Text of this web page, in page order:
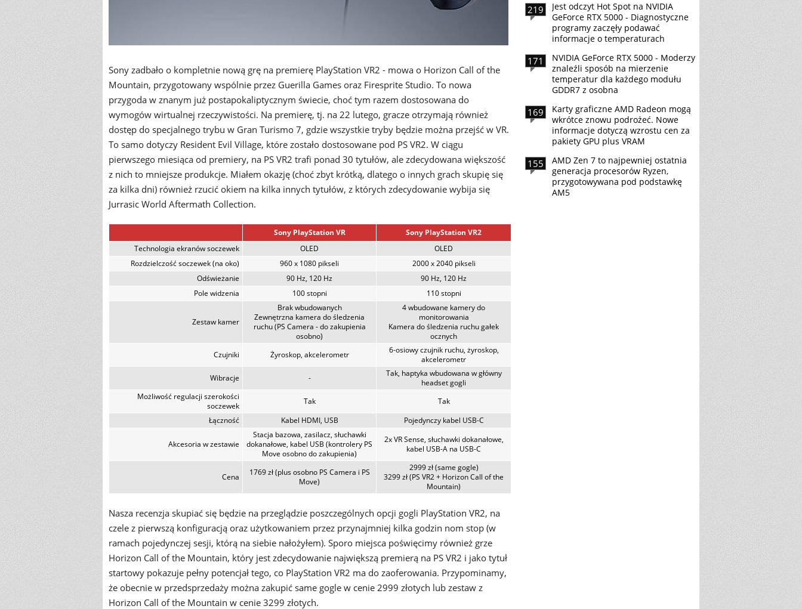
Sony zadbało o kompletnie nową grę na premierę PlayStation VR2 - mowa o Horizon Call of the
Mountain, przygotowany wspólnie przez Guerilla Games oraz Firesprite Studio. To nowa
przygoda w znanym już postapokaliptycznym świecie, choć tym razem dostosowana do
wymogów wirtualnej rzeczywistości. Na premierę, tj. na 22 lutego, gracze otrzymają również
dostęp do specjalnego trybu w Gran Turismo 7, gdzie wszystkie tryby będzie można przejść w VR.
To samo dotyczy Resident Evil Village, które zostało dostosowane pod PS VR2. W ciągu
pierwszego miesiąca od premiery, na PS VR2 trafi ponad 30 tytułów, ale zdecydowana większość
z nich to mniejsze produkcje. Miałem okazję (choć zbyt krótką, dlatego o innych grach skupię się
za kilka dni) również rzucić okiem na kilka innych tytułów, z których zdecydowanie wybija się
Jurrasic World Aftermath Collection.
Sony PlayStation VR
Sony PlayStation VR2
Technologia ekranów soczewek
OLED
OLED
Rozdzielczość soczewek (na oko)
960 x 1080 pikseli
2000 x 2040 pikseli
Odświeżanie
90 Hz, 120 Hz
90 Hz, 120 Hz
Pole widzenia
100 stopni 110 stopni
Zestaw kamer
Brak wbudowanych
Zewnętrzna kamera do śledzenia
ruchu (PS Camera - do zakupienia
osobno)
4 wbudowane kamery do
monitorowania
Kamera do śledzenia ruchu gałek
ocznych
Czujniki
Żyroskop, akcelerometr
6-osiowy czujnik ruchu, żyroskop,
akcelerometr
Wibracje
-
Tak, haptyka wbudowana w główny
headset gogli
Możliwość regulacji szerokości
soczewek
Tak
Tak
Łączność
Kabel HDMI, USB Pojedynczy kabel USB-C
Akcesoria w zestawie
Stacja bazowa, zasilacz, słuchawki
dokanałowe, kabel USB (kontrolery PS
Move osobno do zakupienia)
2x VR Sense, słuchawki dokanałowe,
kabel USB-A na USB-C
Cena
1769 zł (plus osobno PS Camera i PS
Move)
2999 zł (same gogle)
3299 zł (PS VR2 + Horizon Call of the
Mountain)
Nasza recenzja skupiać się będzie na przeglądzie poszczególnych opcji gogli PlayStation VR2, na
czele z pierwszą konfiguracją oraz użytkowaniem przez przynajmniej kilka godzin nom stop (w
ramach pojedynczej sesji, którą na siebie nałożyłem). Sporo miejsca poświęcimy również grze
Horizon Call of the Mountain, który jest zdecydowanie największą premierą na PS VR2 i jako tytuł
startowy pokazuje pełny potencjał tego, co PlayStation VR2 ma do zaoferowania. Przypominamy,
że obecnie w przedsprzedaży można zakupić same gogle w cenie 2999 złotych lub zestaw z
Horizon Call of the Mountain w cenie 3299 złotych.
219
Jest odczyt Hot Spot na NVIDIA
GeForce RTX 5000 - Diagnostyczne
programy zaczęły podawać
informacje o temperaturach
171
NVIDIA GeForce RTX 5000 - Moderzy
znaleźli sposób na mierzenie
temperatur dla każdego modułu
GDDR7 z osobna
169
Karty graficzne AMD Radeon mogą
wkrótce znowu podrożeć. Nowe
informacje dotyczą wzrostu cen za
pakiety GPU plus VRAM
155
AMD Zen 7 to najpewniej ostatnia
generacja procesorów Ryzen,
przygotowywana pod podstawkę
AM5